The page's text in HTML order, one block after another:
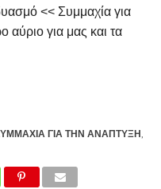
<< Συμμαχία για
αύριο για μας και τα
ΓΙΑ ΤΗΝ ΑΝΆΠΤΥΞΗ,